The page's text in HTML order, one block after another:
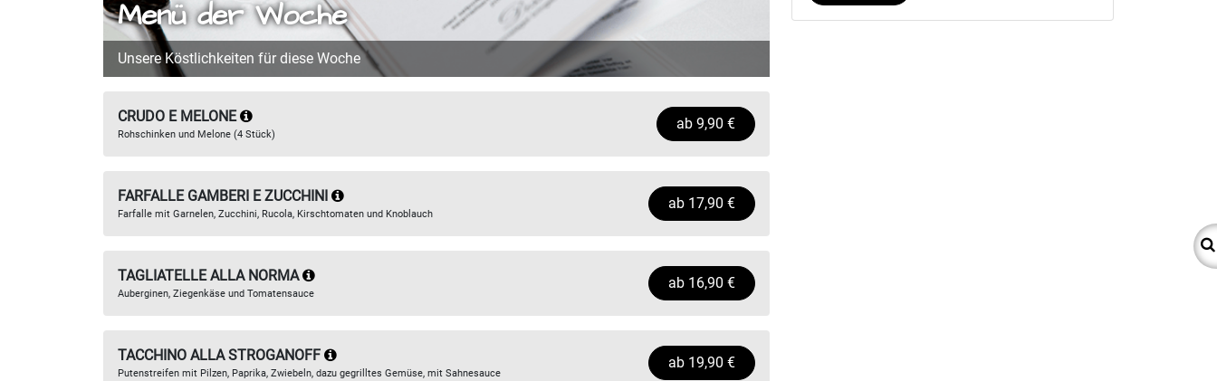
Menü der Woche
Unsere Köstlichkeiten für diese Woche
CRUDO E MELONE
Rohschinken und Melone (4 Stück)
ab9,90 €
FARFALLE GAMBERI E ZUCCHINI
Farfalle mit Garnelen, Zucchini, Rucola, Kirschtomaten und Knoblauch
ab 17,90 €
TAGLIATELLE ALLA NORMA
Auberginen, Ziegenkäse und Tomatensauce
ab 16,90 €
TACCHINO ALLA STROGANOFF
Putenstreifen mit Pilzen, Paprika, Zwiebeln, dazu gegrilltes Gemüse, mit Sahnesauce
ab 19,90 €